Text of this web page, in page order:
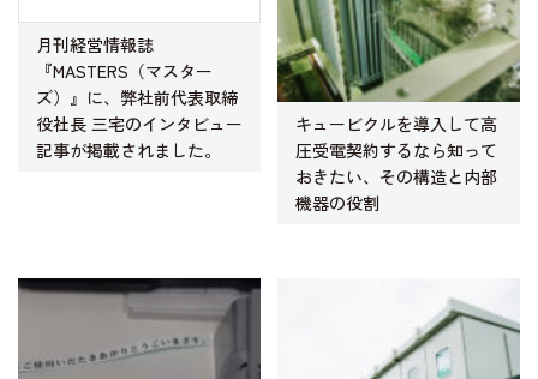
月刊経営情報誌
『MASTERS（マスター
ズ）』に、弊社前代表取締
役社長 三宅のインタビュー
記事が掲載されました。
キュービクルを導入して高
圧受電契約するなら知って
おきたい、その構造と内部
機器の役割